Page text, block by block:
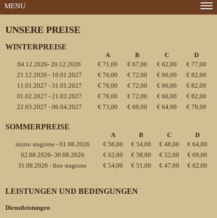
MENU
UNSERE PREISE
WINTERPREISE
A B C
D
04.12.2026- 20.12.2026
€ 71,00 € 67,00 € 62,00
€ 77,00
21.12.2026 - 10.01.2027
€ 76,00 € 72,00 € 66,00
€ 82,00
11.01.2027 - 31.01.2027
€ 76,00 € 72,00 € 66,00
€ 82,00
01.02.2027 - 21.03.2027
€ 76,00 € 72,00 € 66,00
€ 82,00
22.03.2027 - 06.04.2027
€ 73,00 € 69,00 € 64,00 € 79,00
SOMMERPREISE
A B C
D
inizio stagione - 01.08.2026
€ 56,00 € 54,00 € 48,00
€ 64,00
02.08.2026- 30.08.2026
€ 62,00 € 58,00 € 52,00
€ 69,00
31.08.2026 - fine stagione
€ 54,00 € 51,00 € 47,00 € 62,00
LEISTUNGEN UND BEDINGUNGEN
Dienstleistungen